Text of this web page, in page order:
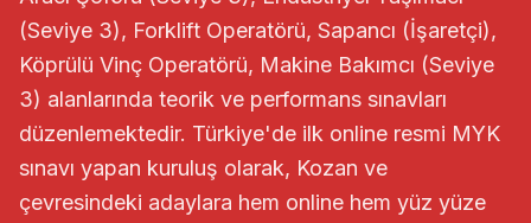
(Seviye 3), Forklift Operatörü, Sapancı (İşaretçi),
Köprülü Vinç Operatörü, Makine Bakımcı (Seviye
3) alanlarında teorik ve performans sınavları
düzenlemektedir. Türkiye'de ilk online resmi MYK
sınavı yapan kuruluş olarak, Kozan ve
çevresindeki adaylara hem online hem yüz yüze